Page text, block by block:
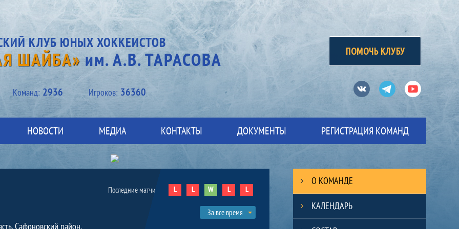
КЛУБ ЮНЫХ ХОККЕИСТОВ
ШАЙБА»им. А.В. ТАРАСОВА
Kоманд: 2936 Игроков: 36360
ПОМОЧЬ КЛУБУ
ВконтактеТелеграмЮтуб
НОВОСТИ МЕДИА КОНТАКТЫ ДОКУМЕНТЫ РЕГИСТРАЦИЯ КОМАНД
Сафоновский район,
Последние матчи L L W L L
За все время
О КОМАНДЕ
КАЛЕНДАРЬ